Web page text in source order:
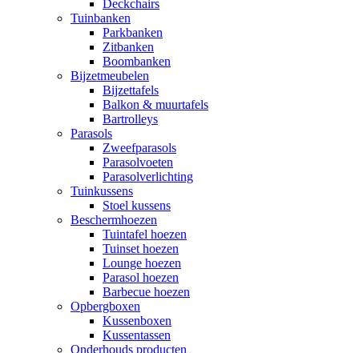
Deckchairs
Tuinbanken
Parkbanken
Zitbanken
Boombanken
Bijzetmeubelen
Bijzettafels
Balkon & muurtafels
Bartrolleys
Parasols
Zweefparasols
Parasolvoeten
Parasolverlichting
Tuinkussens
Stoel kussens
Beschermhoezen
Tuintafel hoezen
Tuinset hoezen
Lounge hoezen
Parasol hoezen
Barbecue hoezen
Opbergboxen
Kussenboxen
Kussentassen
Onderhouds producten